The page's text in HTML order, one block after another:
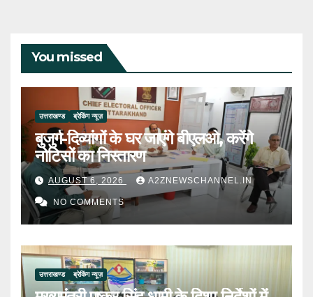
You missed
उत्तराखण्ड ब्रेकिंग न्यूज़
बुजुर्ग-दिव्यांगों के घर जाएंगे बीएलओ, करेंगे
नोटिसों का निस्तारण
AUGUST 6, 2026 A2ZNEWSCHANNEL.IN
NO COMMENTS
उत्तराखण्ड ब्रेकिंग न्यूज़